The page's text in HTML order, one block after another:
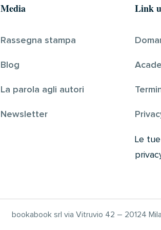
Media
Rassegna stampa
Blog
La parola agli autori
Newsletter
Link
Le
bookabook srl via Vitruvio 42 – 20124